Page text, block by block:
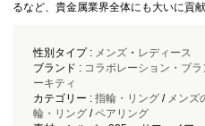
るなど、貴金属業界全体にも大いに貢献
性別タイプ : メンズ・ レディース
ブランド : コラボレーション・ブ
ーキティ
カテゴリー : 指輪・リング/ メンズ
輪・リング/ペアリング